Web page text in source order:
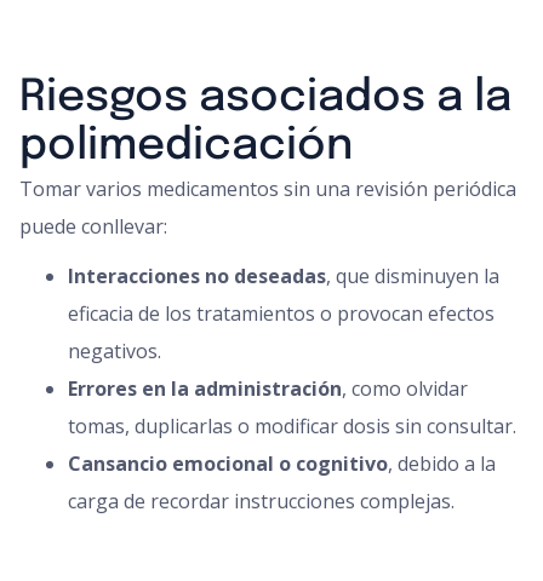
Riesgos asociados a la
polimedicación
Tomar varios medicamentos sin una revisión periódica
puede conllevar:
Interacciones no deseadas, que disminuyen la
eficacia de los tratamientos o provocan efectos
negativos.
Errores en la administración, como olvidar
tomas, duplicarlas o modificar dosis sin consultar.
Cansancio emocional o cognitivo, debido a la
carga de recordar instrucciones complejas.